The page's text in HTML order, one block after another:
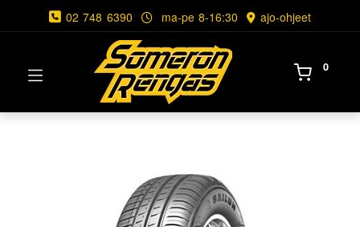
02 748 6390 ma-pe 8-16:30 ajo-ohjeet
0